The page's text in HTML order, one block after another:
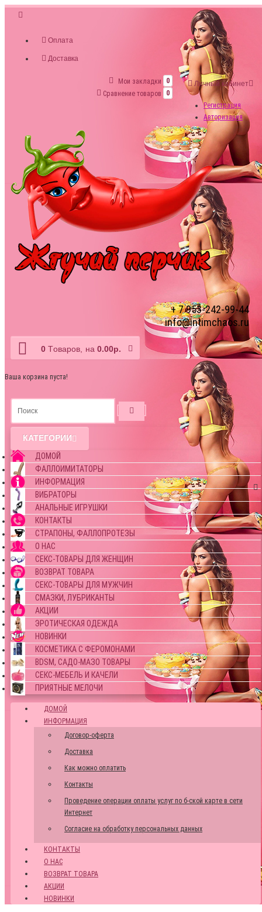
Оплата
Доставка
Личный кабинет
Регистрация
Авторизация
Мои закладки
0
Сравнение товаров
0
+ 7 953-242-99-44
info@intimchaos.ru
0 Tоваров, на 0.00р.
Ваша корзина пуста!
КАТЕГОРИИ
ДОМОЙ
ФАЛЛОИМИТАТОРЫ
ИНФОРМАЦИЯ
ВИБРАТОРЫ
АНАЛЬНЫЕ ИГРУШКИ
КОНТАКТЫ
СТРАПОНЫ, ФАЛЛОПРОТЕЗЫ
О НАС
СЕКС-ТОВАРЫ ДЛЯ ЖЕНЩИН
ВОЗВРАТ ТОВАРА
СЕКС-ТОВАРЫ ДЛЯ МУЖЧИН
СМАЗКИ, ЛУБРИКАНТЫ
АКЦИИ
ЭРОТИЧЕСКАЯ ОДЕЖДА
НОВИНКИ
КОСМЕТИКА С ФЕРОМОНАМИ
BDSM, САДО-МАЗО ТОВАРЫ
СЕКС-МЕБЕЛЬ И КАЧЕЛИ
ПРИЯТНЫЕ МЕЛОЧИ
ДОМОЙ
ИНФОРМАЦИЯ
Договор-оферта
Доставка
Как можно оплатить
Контакты
Проведение операции оплаты услуг по б-ской карте в сети
Интернет
Согласие на обработку персональных данных
КОНТАКТЫ
О НАС
ВОЗВРАТ ТОВАРА
АКЦИИ
НОВИНКИ